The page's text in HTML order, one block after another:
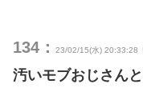
134： 23/02/15(水) 20:33:28
汚いモブおじさん